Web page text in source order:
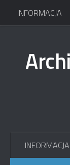
Przejdź do treści
INFORMACJA
INFORMACJA